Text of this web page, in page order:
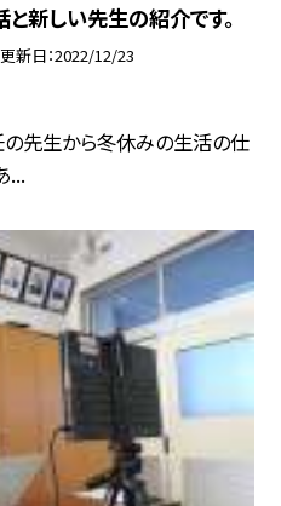
新しい先生の紹介です。
更新日 2022/12/23
先生から冬休みの生活の仕
...